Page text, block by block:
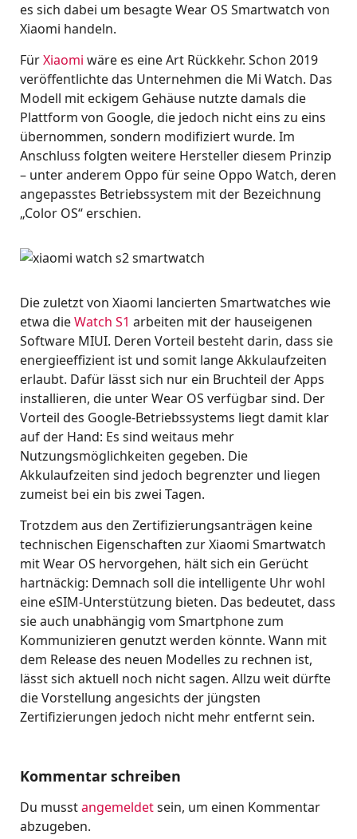
es sich dabei um besagte Wear OS Smartwatch von
Xiaomi handeln.
FürXiaomi wäre es eine Art Rückkehr. Schon 2019
veröffentlichte das Unternehmen die Mi Watch. Das
Modell mit eckigem Gehäuse nutzte damals die
Plattform von Google, die jedoch nicht eins zu eins
übernommen, sondern modifiziert wurde. Im
Anschluss folgten weitere Hersteller diesem Prinzip
– unter anderem Oppo für seine Oppo Watch, deren
angepasstes Betriebssystem mit der Bezeichnung
„Color OS“ erschien.
Die zuletzt von Xiaomi lancierten Smartwatches wie
etwa dieWatch S1 arbeiten mit der hauseigenen
Software MIUI. Deren Vorteil besteht darin, dass sie
energieeffizient ist und somit lange Akkulaufzeiten
erlaubt. Dafür lässt sich nur ein Bruchteil der Apps
installieren, die unter Wear OS verfügbar sind. Der
Vorteil des Google-Betriebssystems liegt damit klar
auf der Hand: Es sind weitaus mehr
Nutzungsmöglichkeiten gegeben. Die
Akkulaufzeiten sind jedoch begrenzter und liegen
zumeist bei ein bis zwei Tagen.
Trotzdem aus den Zertifizierungsanträgen keine
technischen Eigenschaften zur Xiaomi Smartwatch
mit Wear OS hervorgehen, hält sich ein Gerücht
hartnäckig: Demnach soll die intelligente Uhr wohl
eine eSIM-Unterstützung bieten. Das bedeutet, dass
sie auch unabhängig vom Smartphone zum
Kommunizieren genutzt werden könnte. Wann mit
dem Release des neuen Modelles zu rechnen ist,
lässt sich aktuell noch nicht sagen. Allzu weit dürfte
die Vorstellung angesichts der jüngsten
Zertifizierungen jedoch nicht mehr entfernt sein.
Kommentar schreiben
Du musstangemeldetsein, um einen Kommentar
abzugeben.